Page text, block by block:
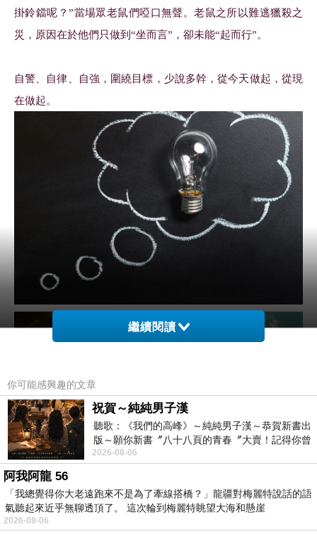
掛鈴鐺呢？”當場眾老鼠們啞口無聲。老鼠之所以難逃獵殺之
災，原因在於他們只做到“坐而言”，卻未能“起而行”。
自警、自律、自強，圍繞目標，少說多幹，從今天做起，從現
在做起。
繼續閱讀
你可能感興趣的文章
祝賀～純純男子漢
聽歌：《我們的高峰》～純純男子漢～恭賀新書出
版～願你新書〞八十八頁的青春〞大賣！記得你曾
經在我的版留言…「好讚的圖^^感覺大家
2026-08-06
阿我阿龍 56
「我總覺得你大老遠跑來不是為了牽線搭橋？」龍疆對梅麗特說話的語
氣聽起來近乎無聊透頂了。 這次輪到梅麗特眺望大海和懸崖
2026-08-06